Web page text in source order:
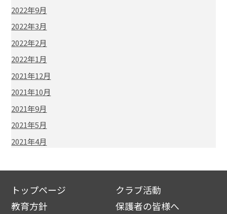
2022年9月
2022年3月
2022年2月
2022年1月
2021年12月
2021年10月
2021年9月
2021年5月
2021年4月
トップページ
教育方針
クラブ活動
保護者の皆様へ